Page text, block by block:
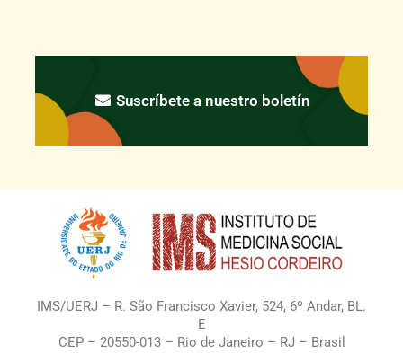
Suscríbete a nuestro boletín
IMS/UERJ – R. São Francisco Xavier, 524, 6º Andar, BL.
E
CEP – 20550-013 – Rio de Janeiro – RJ – Brasil